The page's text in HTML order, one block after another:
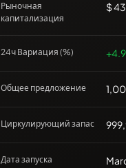
Рыночная
капитализация
$
24ч Вариация (%)
Общее предложение
Циркулирующий запас
Дата запуска